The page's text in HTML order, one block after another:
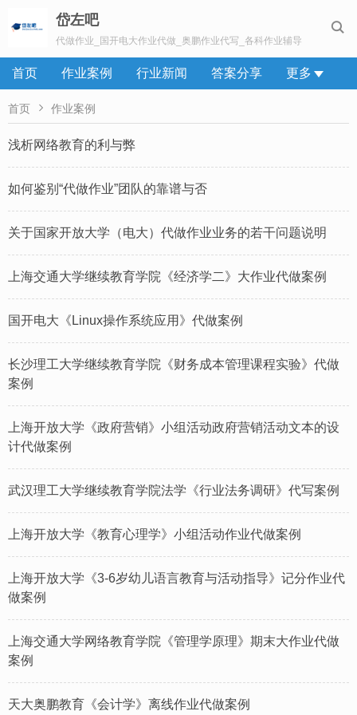

岱左吧
代做作业_国开电大作业代做_奥鹏作业代写_各科作业辅导
首页 作业案例 行业新闻 答案分享 更多
首页  作业案例
浅析网络教育的利与弊
如何鉴别“代做作业”团队的靠谱与否
关于国家开放大学（电大）代做作业业务的若干问题说明
上海交通大学继续教育学院《经济学二》大作业代做案例
国开电大《Linux操作系统应用》代做案例
长沙理工大学继续教育学院《财务成本管理课程实验》代做
案例
上海开放大学《政府营销》小组活动政府营销活动文本的设
计代做案例
武汉理工大学继续教育学院法学《行业法务调研》代写案例
上海开放大学《教育心理学》小组活动作业代做案例
上海开放大学《3-6岁幼儿语言教育与活动指导》记分作业代
做案例
上海交通大学网络教育学院《管理学原理》期末大作业代做
案例
天大奥鹏教育《会计学》离线作业代做案例